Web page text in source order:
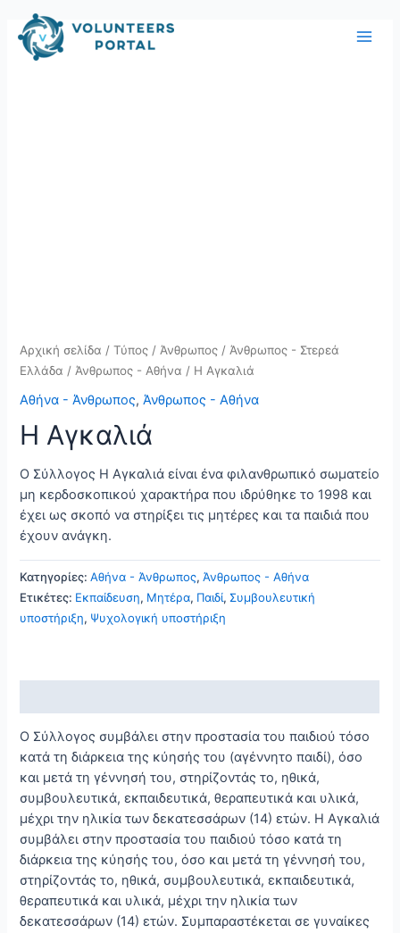
content
Αρχική σελίδα /Τύπος /Άνθρωπος /Άνθρωπος - Στερεά
Ελλάδα /Άνθρωπος - Αθήνα / Η Αγκαλιά
Αθήνα - Άνθρωπος,Άνθρωπος - Αθήνα
Η Αγκαλιά
Ο Σύλλογος Η Αγκαλιά είναι ένα φιλανθρωπικό σωματείο
μη κερδοσκοπικού χαρακτήρα που ιδρύθηκε το 1998 και
έχει ως σκοπό να στηρίξει τις μητέρες και τα παιδιά που
έχουν ανάγκη.
Κατηγορίες:Αθήνα - Άνθρωπος,Άνθρωπος - Αθήνα
Ετικέτες: Εκπαίδευση, Μητέρα, Παιδί,Συμβουλευτική
υποστήριξη, Ψυχολογική υποστήριξη
Ο Σύλλογος συμβάλει στην προστασία του παιδιού τόσο
κατά τη διάρκεια της κύησής του (αγέννητο παιδί), όσο
και μετά τη γέννησή του, στηρίζοντάς το, ηθικά,
συμβουλευτικά, εκπαιδευτικά, θεραπευτικά και υλικά,
μέχρι την ηλικία των δεκατεσσάρων (14) ετών. Η Αγκαλιά
συμβάλει στην προστασία του παιδιού τόσο κατά τη
διάρκεια της κύησής του, όσο και μετά τη γέννησή του,
στηρίζοντάς το, ηθικά, συμβουλευτικά, εκπαιδευτικά,
θεραπευτικά και υλικά, μέχρι την ηλικία των
δεκατεσσάρων (14) ετών. Συμπαραστέκεται σε γυναίκες